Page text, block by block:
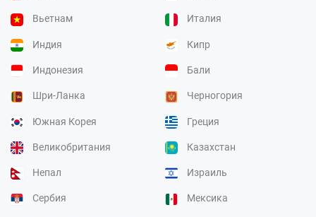
Вьетнам Италия
Индия Кипр
Индонезия Бали
Шри-Ланка Черногория
Южная Корея Греция
Великобритания Казахстан
Непал Израиль
Сербия Мексика